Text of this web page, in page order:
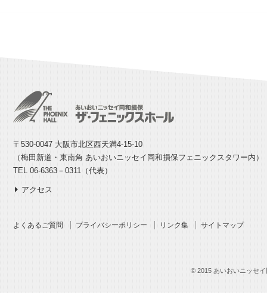
〒530-0047 大阪市北区西天満4-15-10
（梅田新道・東南角 あいおいニッセイ同和損保フェニックスタワー内）
TEL 06-6363－0311（代表）
アクセス
よくあるご質問 プライバシーポリシー リンク集 サイトマップ
© 2015 あいおいニッセ